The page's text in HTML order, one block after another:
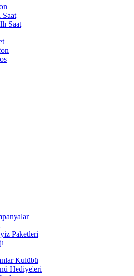
Saat
Saat
Paketleri
Kulübü
Hediyeleri